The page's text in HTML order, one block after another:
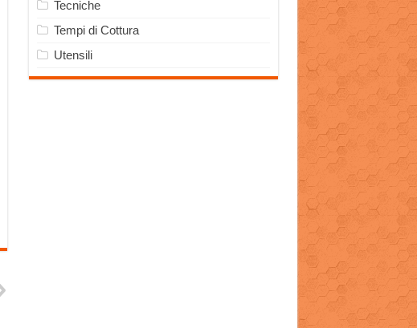
Tecniche
Tempi di Cottura
Utensili